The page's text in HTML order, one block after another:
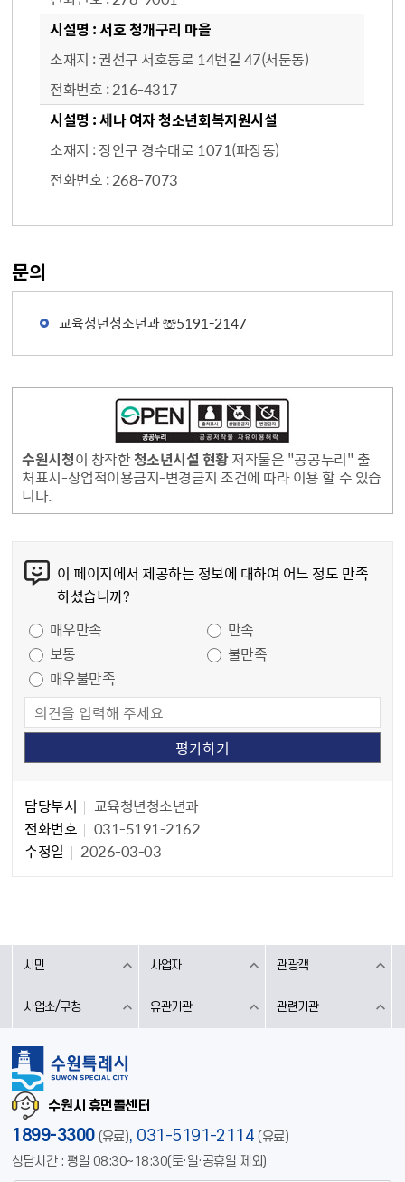
서호 청개구리 마을
권선구 서호동로 14번길 47(서둔동)
216-4317
세나 여자 청소년회복지원시설
장안구 경수대로 1071(파장동)
268-7073
문의
교육청년청소년과 ☏5191-2147
수원시청이 창작한청소년시설 현황저작물은 "공공누리" 출
처표시-상업적이용금지-변경금지 조건에 따라 이용 할 수 있습
니다.
이 페이지에서 제공하는 정보에 대하여 어느 정도 만족
하셨습니까?
매우만족
만족
보통
불만족
매우불만족
담당부서
교육청년청소년과
전화번호
031-5191-2162
수정일
2026-03-03
시민 사업자 관광객
사업소/구청 유관기관 관련기관
수원시 휴먼콜센터
1899-3300 (유료), 031-5191-2114 (유료)
상담시간 : 평일 08:30~18:30(토·일·공휴일 제외)